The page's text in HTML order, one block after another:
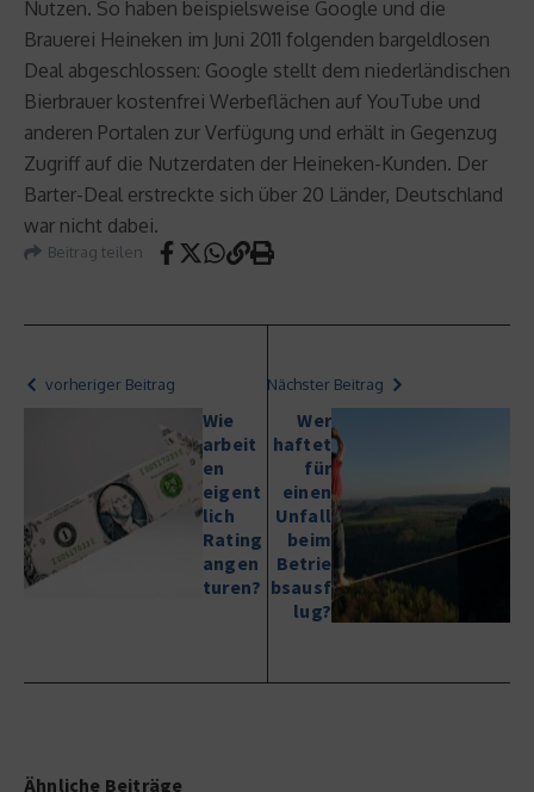
Nutzen. So haben beispielsweise Google und die
Brauerei Heineken im Juni 2011 folgenden bargeldlosen
Deal abgeschlossen: Google stellt dem niederländischen
Bierbrauer kostenfrei Werbeflächen auf YouTube und
anderen Portalen zur Verfügung und erhält in Gegenzug
Zugriff auf die Nutzerdaten der Heineken-Kunden. Der
Barter-Deal erstreckte sich über 20 Länder, Deutschland
war nicht dabei.
Beitrag teilen
vorheriger Beitrag
Wie
arbeit
en
eigent
lich
Rating
angen
turen?
Nächster Beitrag
Wer
haftet
für
einen
Unfall
beim
Betrie
bsausf
lug?
Ähnliche Beiträge